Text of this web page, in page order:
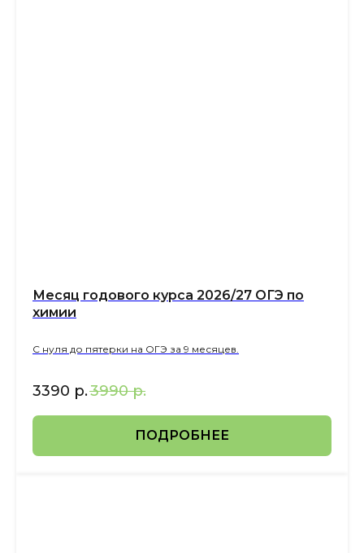
Месяц годового курса 2026/27 ОГЭ по
химии
С нуля до пятерки на ОГЭ за 9 месяцев.
3390 р.3990 р.
ПОДРОБНЕЕ